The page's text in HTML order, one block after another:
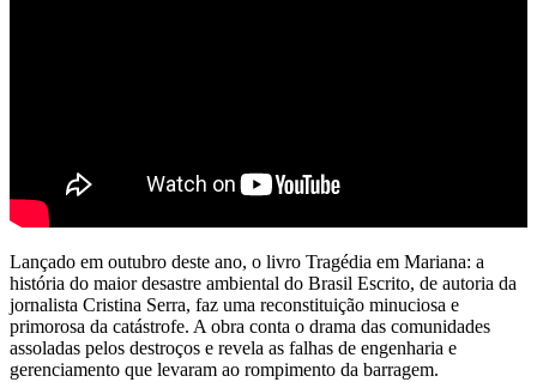
Lançado em outubro deste ano, o livro Tragédia em Mariana: a
história do maior desastre ambiental do Brasil Escrito, de autoria da
jornalista Cristina Serra, faz uma reconstituição minuciosa e
primorosa da catástrofe. A obra conta o drama das comunidades
assoladas pelos destroços e revela as falhas de engenharia e
gerenciamento que levaram ao rompimento da barragem.